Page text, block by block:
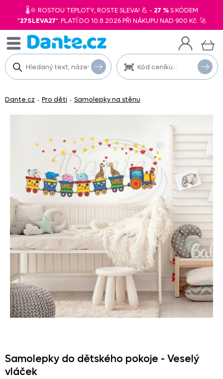
🌡️🌞 ROSTOU TEPLOTY, ROSTE SLEVA! 💪 - 27 %S KÓDEM
"27SLEVA27". PLATÍ DO 10.8.2026 PŘI NÁKUPU NAD 900 Kč. 🚀
Dante.cz - Pro děti - Samolepky na stěnu
Samolepky do dětského pokoje - Veselý
vláček